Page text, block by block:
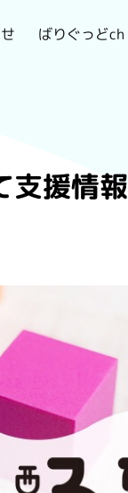
ばりぐっどch
支援情報